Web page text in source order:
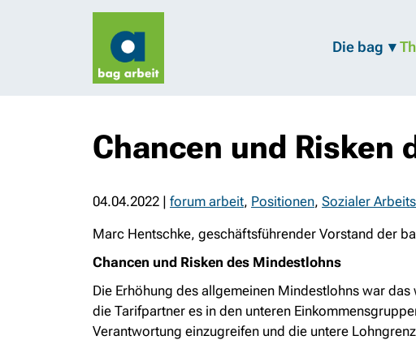
Die bag
Chancen und Risken
04.04.2022 | forum arbeit, Positionen, Sozialer
Marc Hentschke, geschäftsführender Vorstand der
Chancen und Risken des Mindestlohns
Die Erhöhung des allgemeinen Mindestlohns war
die Tarifpartner es in den unteren
Verantwortung einzugreifen und die untere